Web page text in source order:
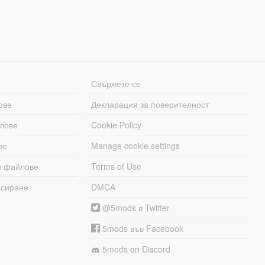
файлове
Свържете се
Декларация за поверителност
Cookie Policy
Manage cookie settings
Terms of Use
DMCA
@5mods в Twitter
5mods във Facebook
5mods on Discord